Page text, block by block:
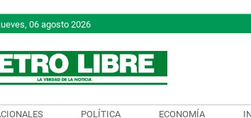
jueves, 06 agosto 2026
POLÍTICA ECONOMÍA